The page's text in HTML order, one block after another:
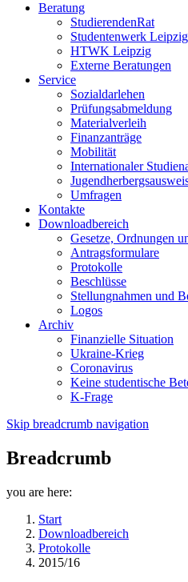
Beratung
StudierendenRat
Studentenwerk Leipzig
HTWK Leipzig
Externe Beratungen
Service
Sozialdarlehen
Prüfungsabmeldung
Materialverleih
Finanzanträge
Mobilität
Internationaler
Umfragen
Kontakte
Downloadbereich
Gesetze, Ordnungen
Antragsformulare
Protokolle
Beschlüsse
Stellungnahmen und
Logos
Archiv
Finanzielle Situation
Ukraine-Krieg
Coronavirus
Keine studentische
K-Frage
Skip breadcrumb navigation
Breadcrumb
you are here:
Start
Downloadbereich
Protokolle
2015/16